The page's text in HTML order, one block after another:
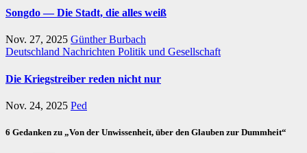
Songdo — Die Stadt, die alles weiß
Nov. 27, 2025 Günther Burbach
Deutschland Nachrichten Politik und Gesellschaft
Die Kriegstreiber reden nicht nur
Nov. 24, 2025 Ped
6 Gedanken zu „Von der Unwissenheit, über den Glauben zur Dummheit“